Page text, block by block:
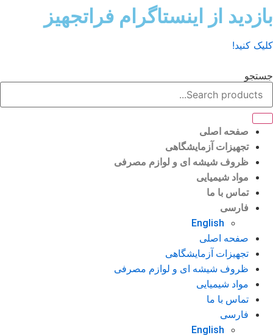
از اینستاگرام فراتجهیز
کنید!
صفحه اصلی
تجهیزات آزمایشگاهی
ظروف شیشه ای و لوازم مصرفی
مواد شیمیایی
تماس با ما
فارسی
English
صفحه اصلی
تجهیزات آزمایشگاهی
ظروف شیشه ای و لوازم مصرفی
مواد شیمیایی
تماس با ما
فارسی
English